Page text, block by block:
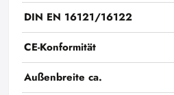
DIN EN 16121/16122
CE-Konformität
Außenbreite ca.